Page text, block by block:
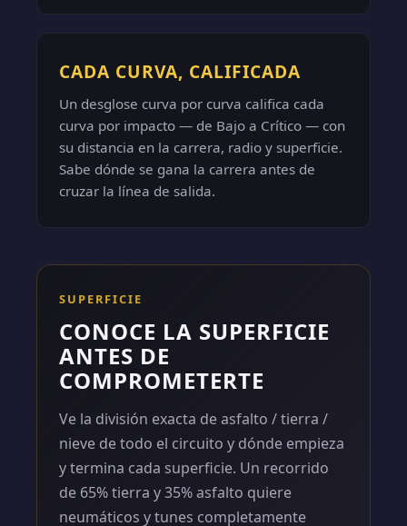
CADA CURVA, CALIFICADA
Un desglose curva por curva califica cada
curva por impacto — de Bajo a Crítico — con
su distancia en la carrera, radio y superficie.
Sabe dónde se gana la carrera antes de
cruzar la línea de salida.
SUPERFICIE
CONOCE LA SUPERFICIE
ANTES DE
COMPROMETERTE
Ve la división exacta de asfalto / tierra /
nieve de todo el circuito y dónde empieza
y termina cada superficie. Un recorrido
de 65% tierra y 35% asfalto quiere
neumáticos y tunes completamente